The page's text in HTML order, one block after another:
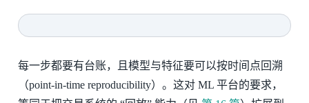
每一步都要有台账，且模型与特征要可以按时间点回溯
（point-in-time reproducibility）。这对 ML 平台的要求，